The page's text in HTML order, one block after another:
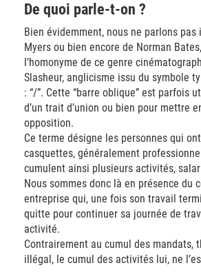
De quoi parle-t-on ?
Bien évidemment, nous ne parlons pas
Myers ou bien encore de Norman
l’homonyme de ce genre
Slasheur, anglicisme issu du symbole
: “/”. Cette “barre oblique” est parfois
d’un trait d’union ou bien pour mettre
opposition.
Ce terme désigne les personnes qui
casquettes, généralement
cumulent ainsi plusieurs activités,
Nous sommes donc là en présence du
entreprise qui, une fois son travail
quitte pour continuer sa journée de
activité.
Contrairement au cumul des mandats,
illégal, le cumul des activités lui, ne